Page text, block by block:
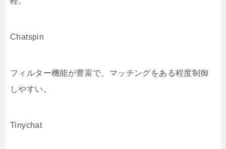
Chatspin
フィルター機能が豊富で、マッチングをある程度制御
しやすい。
Tinychat